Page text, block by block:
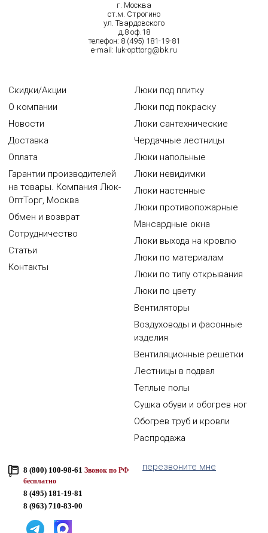
г. Москва
ст.м. Строгино
ул. Твардовского
д.8 оф.18
телефон: 8 (495) 181-19-81
e-mail: luk-opttorg@bk.ru
Скидки/Акции
О компании
Новости
Доставка
Оплата
Гарантии производителей
на товары. Компания Люк-
ОптТорг, Москва
Обмен и возврат
Сотрудничество
Статьи
Контакты
Люки под плитку
Люки под покраску
Люки сантехнические
Чердачные лестницы
Люки напольные
Люки невидимки
Люки настенные
Люки противопожарные
Мансардные окна
Люки выхода на кровлю
Люки по материалам
Люки по типу открывания
Люки по цвету
Вентиляторы
Воздуховоды и фасонные
изделия
Вентиляционные решетки
Лестницы в подвал
Теплые полы
Сушка обуви и обогрев ног
Обогрев труб и кровли
Распродажа
8 (800) 100-98-61 Звонок по РФ
бесплатно
8 (495) 181-19-81
8 (963) 710-83-00
перезвоните мне